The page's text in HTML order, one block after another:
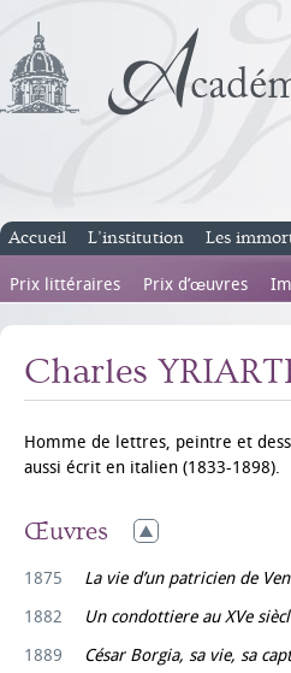
Accueil L’institution Les
Prix littéraires Prix d’œuvres
Charles
Homme de lettres, peintre et
aussi écrit en italien (1833-1898).
Œuvres
1875
La vie d’un patricien de
1882
Un condottiere au XVe
1889
César Borgia, sa vie, sa